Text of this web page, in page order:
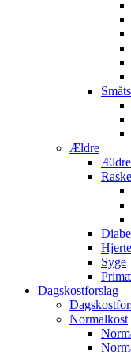
Ældre
Ældre
Raske
Syge
Dagskostforslag
Normalkost